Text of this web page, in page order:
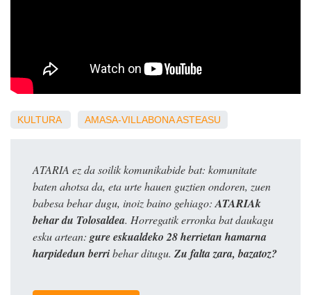
KULTURA AMASA-VILLABONAASTEASU
ATARIA ez da soilik komunikabide bat: komunitate
baten ahotsa da, eta urte hauen guztien ondoren, zuen
babesa behar dugu, inoiz baino gehiago: ATARIAk
behar du Tolosaldea. Horregatik erronka bat daukagu
esku artean: gure eskualdeko 28 herrietan hamarna
harpidedun berribehar ditugu. Zu falta zara, bazatoz?